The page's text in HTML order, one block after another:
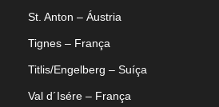
St. Anton – Áustria
Tignes – França
Titlis/Engelberg – Suíça
Val d´Isére – França